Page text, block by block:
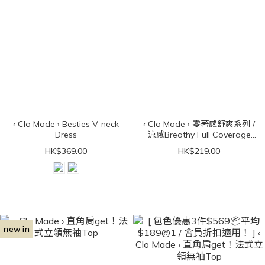
‹ Clo Made › Besties V-neck
Dress
HK$369.00
‹ Clo Made › 零著感舒爽系列 /
涼感Breathy Full Coverage
Bra Top（可拆胸墊）
HK$219.00
new in